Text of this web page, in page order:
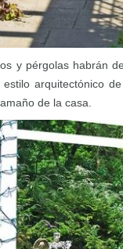
y pérgolas habrán
arquitectónico
de la casa.